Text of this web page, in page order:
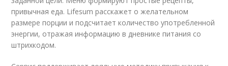
привычная еда. Lifesum расскажет о желательном
размере порции и подсчитает количество употребленной
энергии, отражая информацию в дневнике питания со
штрихкодом.